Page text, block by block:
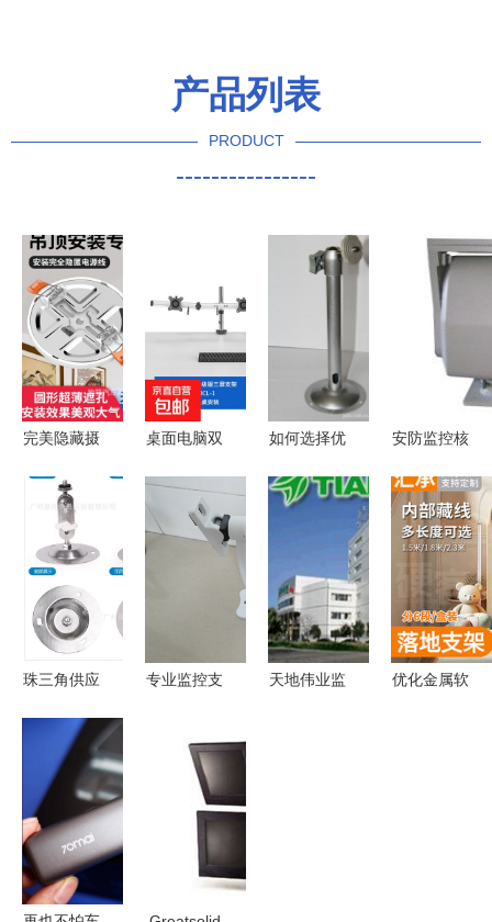
产品列表
PRODUCT
----------------
完美隐藏摄
神器 gjxbp
摄像头天花
板填孔器支
架详解
桌面电脑双
架机械臂监
控操作台三
如何选择优
器支架？铁
解读
安防监控核
析 从智能
红外球到各
类支架的综
合指南
珠三角供应
支架 手扭
式监控小支
架的使用与
优势分析
专业监控支
揭阳市榕城
区明顺兴五
金厂706铝
大号支架深
度解析
天地伟业监
优化金属软